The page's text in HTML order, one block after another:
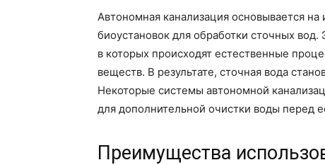
Автономная канализация основывается
биоустановок для обработки сточных вод.
в которых происходят естественные
веществ. В результате, сточная вода
Некоторые системы автономной
для дополнительной очистки воды перед
Преимущества